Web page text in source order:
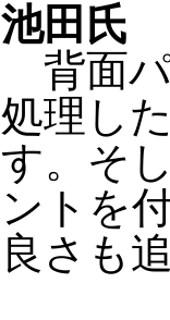
池田氏
背面パ
処理し
す。そ
ントを
良さも